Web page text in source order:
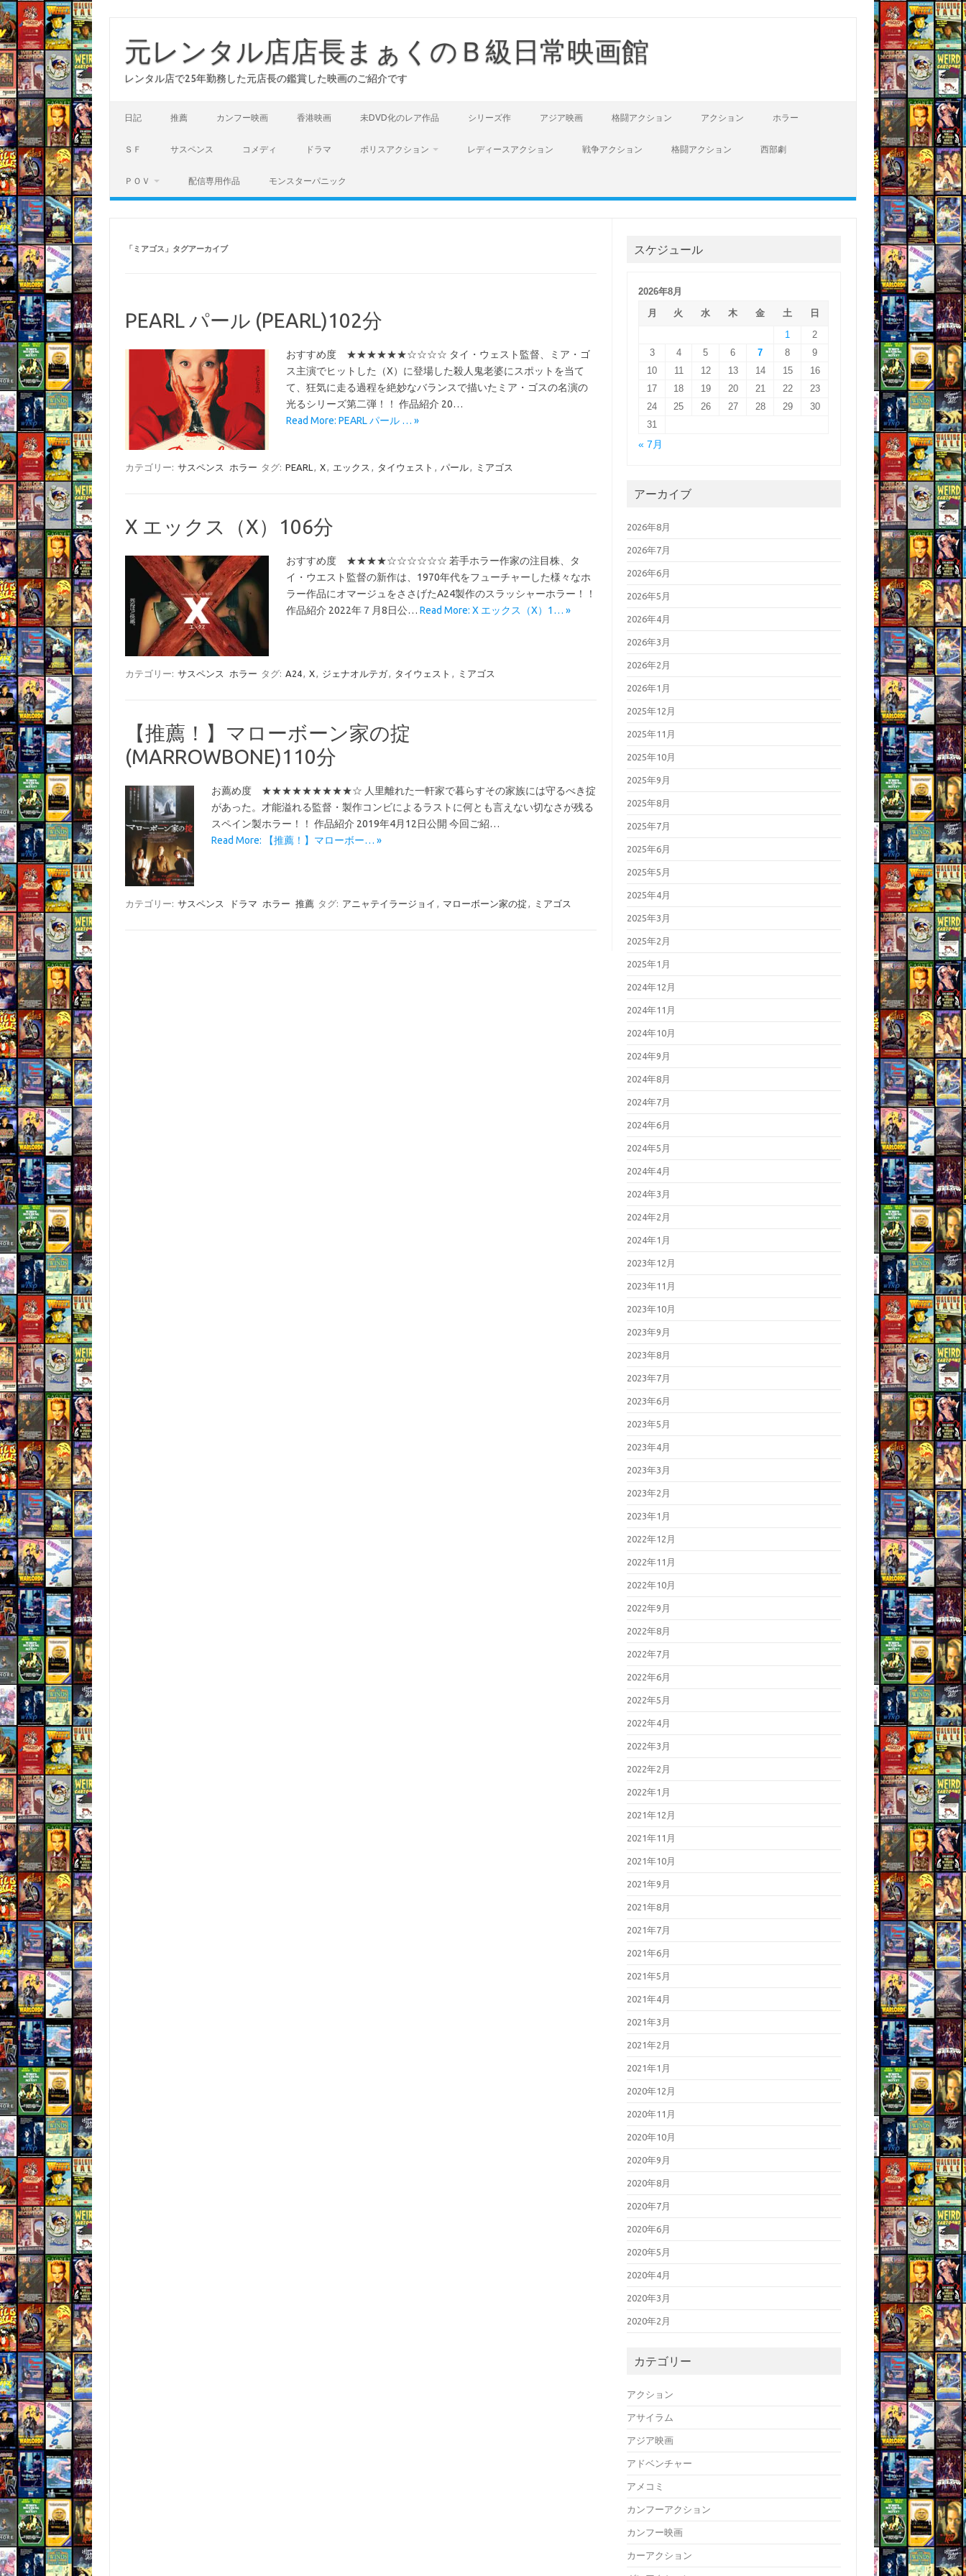
元レンタル店店長まぁくのＢ級日常映画館
レンタル店で25年勤務した元店長の鑑賞した映画のご紹介です
日記 推薦 カンフー映画 香港映画 未DVD化のレア作品 シリーズ作 アジア映画 格闘アクション アクション ホラー
ＳＦ サスペンス コメディ ドラマ ポリスアクション レディースアクション 戦争アクション 格闘アクション 西部劇
ＰＯＶ 配信専用作品 モンスターパニック
「ミアゴス 」タグアーカイブ
PEARL パール (PEARL)102分
おすすめ度 ★★★★★★☆☆☆☆ タイ・ウェスト監督、ミア・ゴ
ス主演でヒットした（X）に登場した殺人鬼老婆にスポットを当て
て、狂気に走る過程を絶妙なバランスで描いたミア・ゴスの名演の
光るシリーズ第二弾！！ 作品紹介 20…
Read More: PEARL パール … »
カテゴリー: サスペンス ホラー タグ: PEARL , X, エックス , タイウェスト , パール, ミアゴス
X エックス（X）106分
おすすめ度 ★★★★☆☆☆☆☆☆ 若手ホラー作家の注目株、タ
イ・ウエスト監督の新作は、1970年代をフューチャーした様々なホ
ラー作品にオマージュをささげたA24製作のスラッシャーホラー！！
作品紹介 2022年７月8日公… Read More: X エックス（X）1… »
カテゴリー: サスペンス ホラー タグ: A24, X, ジェナオルテガ, タイウェスト , ミアゴス
【推薦！】マローボーン家の掟
(MARROWBONE)110分
お薦め度 ★★★★★★★★★☆ 人里離れた一軒家で暮らすその家族には守るべき掟
があった。才能溢れる監督・製作コンビによるラストに何とも言えない切なさが残る
スペイン製ホラー！！ 作品紹介 2019年4月12日公開 今回ご紹…
Read More: 【推薦！】マローボー… »
カテゴリー: サスペンス ドラマ ホラー 推薦 タグ: アニャテイラージョイ マローボーン家の掟 ミアゴス
スケジュール
2026年8月
月
火 水 木 金 土
日
1
2
3
4 5 6 7 8
9
10
11 12 13 14 15
16
17
18 19 20 21 22
23
24
25 26 27 28 29
30
31
« 7月
アーカイブ
2026年8月
2026年7月
2026年6月
2026年5月
2026年4月
2026年3月
2026年2月
2026年1月
2025年12月
2025年11月
2025年10月
2025年9月
2025年8月
2025年7月
2025年6月
2025年5月
2025年4月
2025年3月
2025年2月
2025年1月
2024年12月
2024年11月
2024年10月
2024年9月
2024年8月
2024年7月
2024年6月
2024年5月
2024年4月
2024年3月
2024年2月
2024年1月
2023年12月
2023年11月
2023年10月
2023年9月
2023年8月
2023年7月
2023年6月
2023年5月
2023年4月
2023年3月
2023年2月
2023年1月
2022年12月
2022年11月
2022年10月
2022年9月
2022年8月
2022年7月
2022年6月
2022年5月
2022年4月
2022年3月
2022年2月
2022年1月
2021年12月
2021年11月
2021年10月
2021年9月
2021年8月
2021年7月
2021年6月
2021年5月
2021年4月
2021年3月
2021年2月
2021年1月
2020年12月
2020年11月
2020年10月
2020年9月
2020年8月
2020年7月
2020年6月
2020年5月
2020年4月
2020年3月
2020年2月
カテゴリー
アクション
アサイラム
アジア映画
アドベンチャー
アメコミ
カンフーアクション
カンフー映画
カーアクション